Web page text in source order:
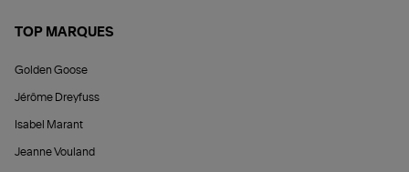
TOP MARQUES
Golden Goose
Jérôme Dreyfuss
Isabel Marant
Jeanne Vouland